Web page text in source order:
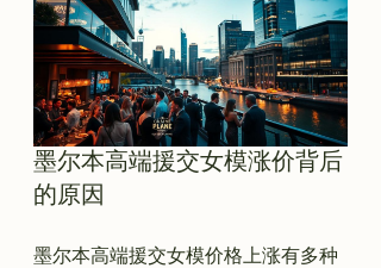
墨尔本高端援交女模涨价背后
的原因
墨尔本高端援交女模价格上涨有多种